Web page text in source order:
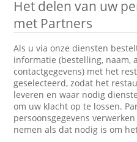
Het delen van uw
met Partners
Als u via onze diensten
informatie (bestelling, naam,
contactgegevens) met het
geselecteerd, zodat het
leveren en waar nodig
om uw klacht op te lossen.
persoonsgegevens
nemen als dat nodig is om